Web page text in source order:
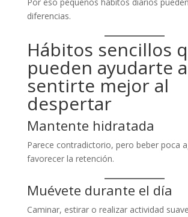
diferencias.
Hábitos sencillos
pueden ayudarte a
sentirte mejor al
despertar
Mantente hidratada
Parece contradictorio, pero beber poca
favorecer la retención.
Muévete durante el día
Caminar, estirar o realizar actividad